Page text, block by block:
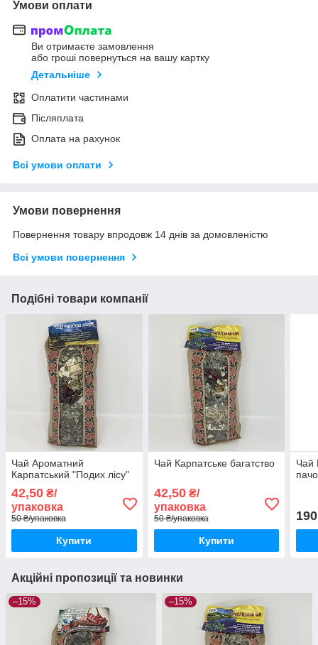
Умови оплати
Ви отримаєте замовлення
або гроші повернуться на вашу картку
Детальніше
Оплатити частинами
Післяплата
Оплата на рахунок
Всі умови оплати
Умови повернення
Повернення товару впродовж 14 днів за домовленістю
Всі умови повернення
Подібні товари компанії
Чай Ароматний
Карпатський "Подих лісу"
42,50 ₴/
упаковка
50 ₴/упаковка
Купити
Чай Карпатське багатство
42,50₴/
упаковка
50 ₴/упаковка
Купити
Чай
190
Акційні пропозиції та новинки
–15% –15%